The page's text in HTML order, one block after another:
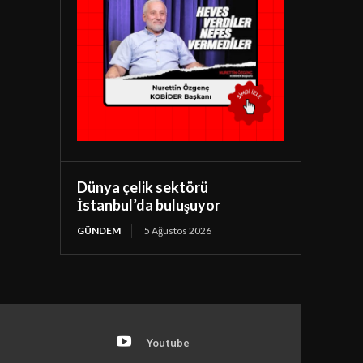
Dünya çelik sektörü
İstanbul’da buluşuyor
GÜNDEM 5 Ağustos 2026
Youtube